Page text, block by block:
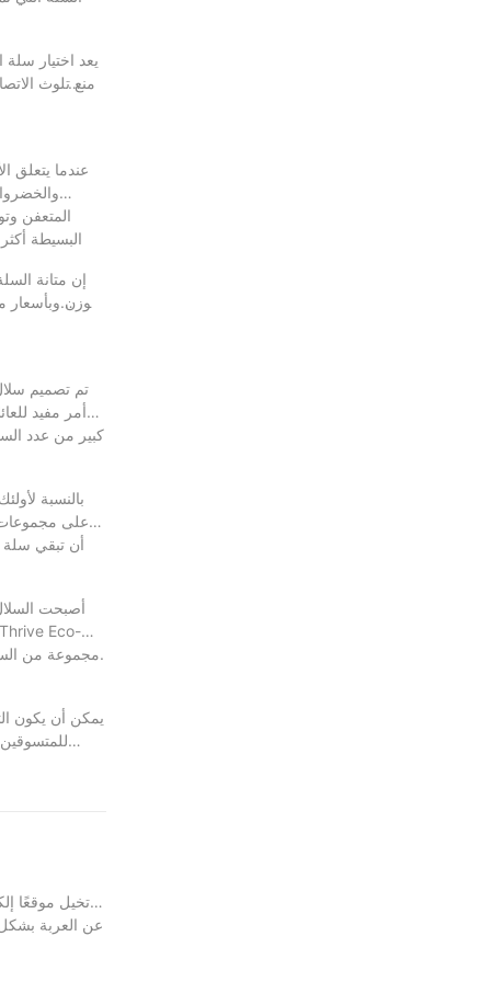
يعد اختيار
ومنع تلوث
عندما يتعلق
المتعفن
البسيطة
إن متانة
الوزن
تم تصميم
أمر مفيد
كبير من عدد
بالنسبة
على مجموعات
أن تبقي سلة
أصبحت
Baskets مجموعة من السلال المصنوعة من مواد مستدامة وظيفية واعية للبيئة. إنهم خيار رائع للمستهلكين الواعيين بيئياً الذين يرغبون في تقليل بصمة الكربون أثناء التسوق.
يمكن أن يكون
في المرة
تخيل موقعًا
عن العربة